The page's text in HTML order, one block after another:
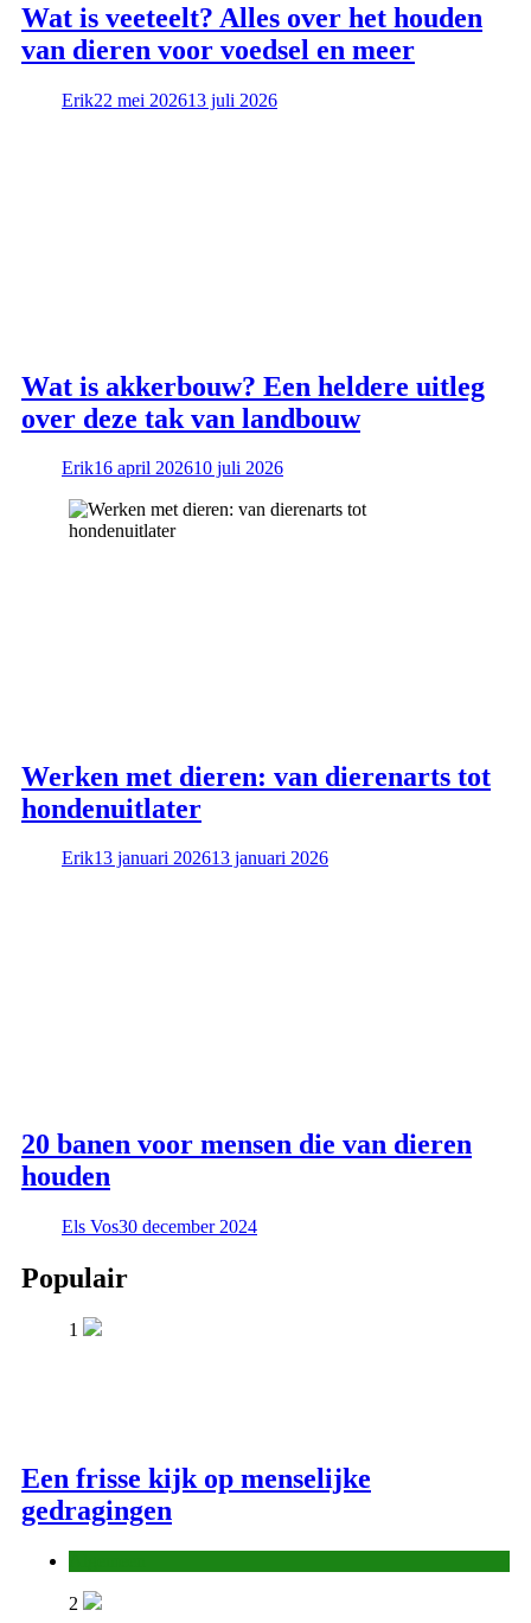
Wat is veeteelt? Alles over het houden
van dieren voor voedsel en meer
Erik22 mei 202613 juli 2026
Wat is akkerbouw? Een heldere uitleg
over deze tak van landbouw
Erik16 april 202610 juli 2026
Werken met dieren: van dierenarts tot
hondenuitlater
Erik13 januari 202613 januari 2026
20 banen voor mensen die van dieren
houden
Els Vos30 december 2024
Populair
1
Een frisse kijk op menselijke
gedragingen
2